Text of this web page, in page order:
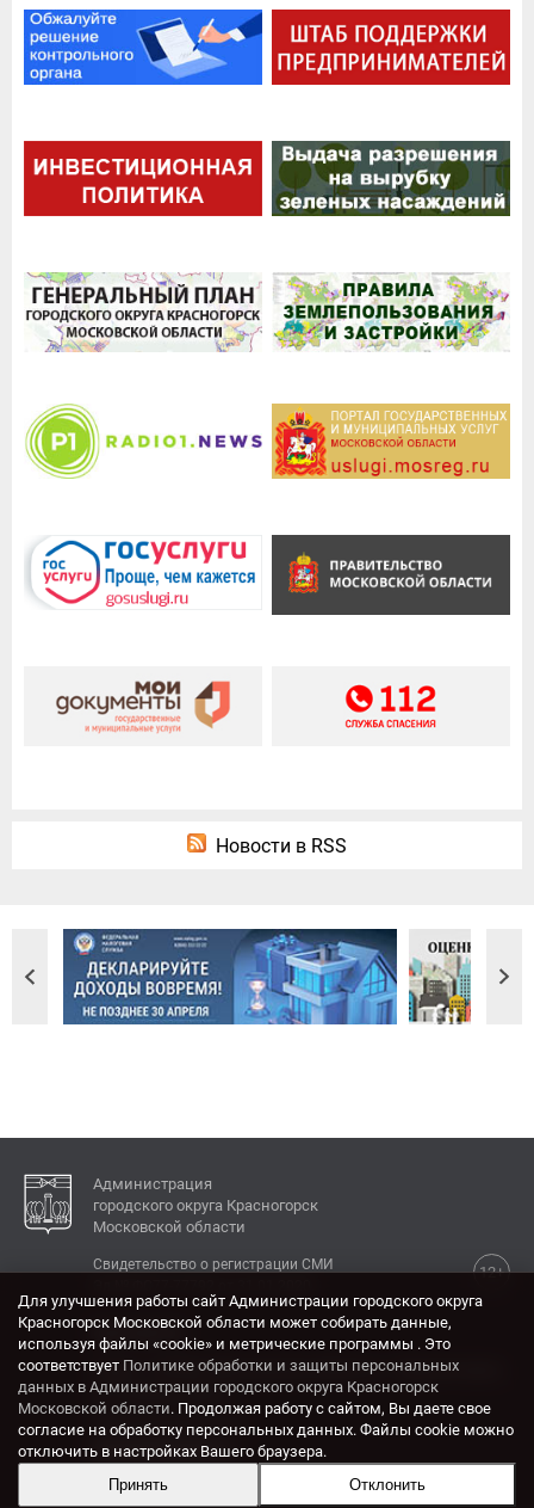
Новости в RSS
Администрация
городского округа Красногорск
Московской области
12+
Свидетельство о регистрации СМИ
КОНТАКТЫ
Адрес: 143404, Московская область, г. Красногорск,
ул. Ленина, дом 4.
Электронная почта:
krasrn@mosreg.ru
Разработка и поддержка сайта ADN
Для улучшения работы сайт Администрации городского округа
Красногорск Московской области может собирать данные,
используя файлы «cookie» и метрические программы . Это
соответствует Политике обработки и защиты персональных
данных в Администрации городского округа Красногорск
Московской области. Продолжая работу с сайтом, Вы даете свое
согласие на обработку персональных данных. Файлы cookie можно
отключить в настройках Вашего браузера.
Принять
Отклонить